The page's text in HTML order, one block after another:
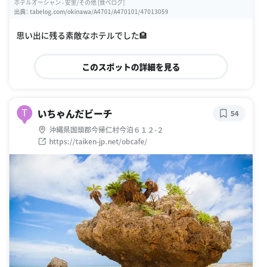
ホテルオーシャン - 安里/その他 [食べログ]
出典： tabelog.com/okinawa/A4701/A470101/47013059
思い出に残る素敵なホテルでした🏨
このスポットの詳細を見る
T いちゃんだビーチ
沖縄県国頭郡今帰仁村今泊６１２-２
https://taiken-jp.net/obcafe/
54